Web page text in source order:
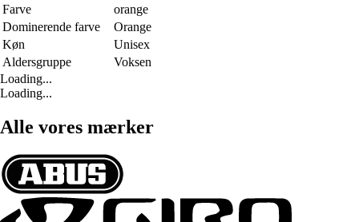
Farve
orange
Dominerende farve
Orange
Køn
Unisex
Aldersgruppe
Voksen
Loading...
Loading...
Alle vores mærker